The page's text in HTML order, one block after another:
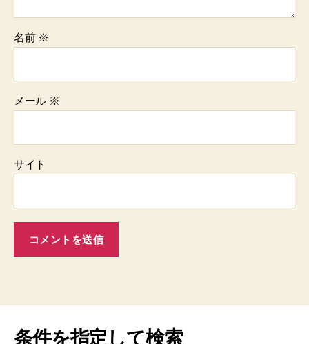
名前 ※
メール ※
サイト
条件を指定して検索